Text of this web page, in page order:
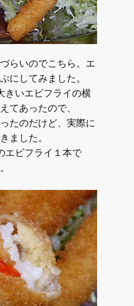
らいのでこちら。エ
にしてみました。
きいエビフライの横
てあったので、
たのだけど、実際に
ました。
エビフライ１本で